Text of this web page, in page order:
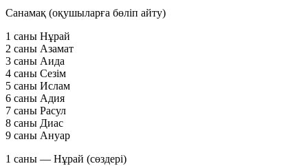
Санамақ (оқушыларға бөліп айту)
1 саны Нұрай
2 саны Азамат
3 саны Аида
4 саны Сезім
5 саны Ислам
6 саны Адия
7 саны Расул
8 саны Диас
9 саны Ануар
1 саны — Нұрай (сөздері)